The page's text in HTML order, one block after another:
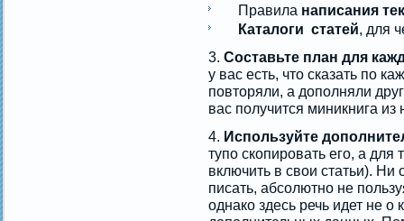
Правила написания
Каталоги статей, для
Составьте план для
у вас есть, что сказать по
повторяли, а дополняли
вас получится миникнига из
Используйте
тупо скопировать его, а для
включить в свои статьи).
писать, абсолютно не
однако здесь речь идет не